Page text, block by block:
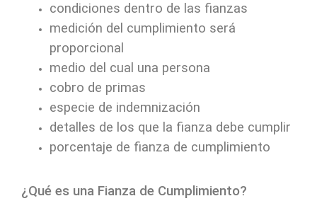
condiciones dentro de las fianzas
medición del cumplimiento será
proporcional
medio del cual una persona
cobro de primas
especie de indemnización
detalles de los que la fianza debe cumplir
porcentaje de fianza de cumplimiento
¿Qué es una Fianza de Cumplimiento?